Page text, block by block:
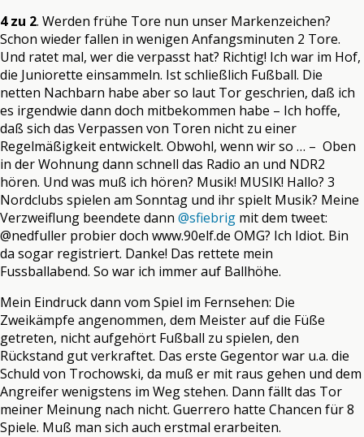
4 zu 2. Werden frühe Tore nun unser Markenzeichen?
Schon wieder fallen in wenigen Anfangsminuten 2 Tore.
Und ratet mal, wer die verpasst hat? Richtig! Ich war im Hof,
die Juniorette einsammeln. Ist schließlich Fußball. Die
netten Nachbarn habe aber so laut Tor geschrien, daß ich
es irgendwie dann doch mitbekommen habe – Ich hoffe,
daß sich das Verpassen von Toren nicht zu einer
Regelmäßigkeit entwickelt. Obwohl, wenn wir so … – Oben
in der Wohnung dann schnell das Radio an und NDR2
hören. Und was muß ich hören? Musik! MUSIK! Hallo? 3
Nordclubs spielen am Sonntag und ihr spielt Musik? Meine
Verzweiflung beendete dann @sfiebrig mit dem tweet:
@nedfuller probier doch www.90elf.de OMG? Ich Idiot. Bin
da sogar registriert. Danke! Das rettete mein
Fussballabend. So war ich immer auf Ballhöhe.
Mein Eindruck dann vom Spiel im Fernsehen: Die
Zweikämpfe angenommen, dem Meister auf die Füße
getreten, nicht aufgehört Fußball zu spielen, den
Rückstand gut verkraftet. Das erste Gegentor war u.a. die
Schuld von Trochowski, da muß er mit raus gehen und dem
Angreifer wenigstens im Weg stehen. Dann fällt das Tor
meiner Meinung nach nicht. Guerrero hatte Chancen für 8
Spiele. Muß man sich auch erstmal erarbeiten.